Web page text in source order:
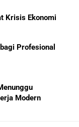
Krisis Ekonomi
Profesional
Modern